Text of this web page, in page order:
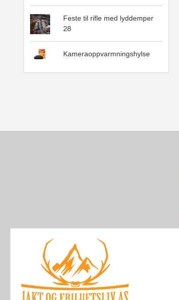
Feste til rifle med lyddemper
28
Kameraoppvarmningshylse